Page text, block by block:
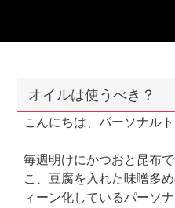
オイルは使うべき？
こんにちは、パーソナル
毎週明けにかつおと昆布
こ、豆腐を入れた味噌多
ィーン化しているパーソ